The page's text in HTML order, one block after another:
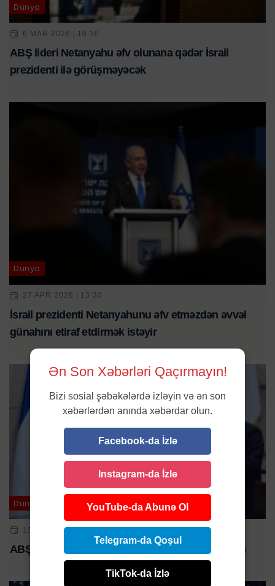
Dünya
6 MAR 2026 | 10:30
ABŞ lideri Netanyahu əfv olunana qədər İsrail
prezidenti ilə görüşməyəcək
Dünya
27 APR 2026 | 13:30
İsrail prezidenti Netanyahunu əfv etməzdən əvvəl
günahını etiraf etdirmək istəyir
Dünya
13 OKT 2025 | 16:50
ABŞ liderindən İsrailə təklif: Baş naziri bağışlayın
Ən Son Xəbərləri Qaçırmayın!
Bizi sosial şəbəkələrdə izləyin və ən son
xəbərlərdən anında xəbərdar olun.
Facebook-da İzlə
Instagram-da İzlə
YouTube-da Abunə Ol
Telegram-da Qoşul
TikTok-da İzlə